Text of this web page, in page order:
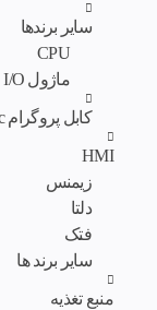
سایر برندها
CPU
ماژول I/O
کابل پروگرام plc
HMI
زیمنس
دلتا
فتک
سایر برند ها
منبع تغذیه